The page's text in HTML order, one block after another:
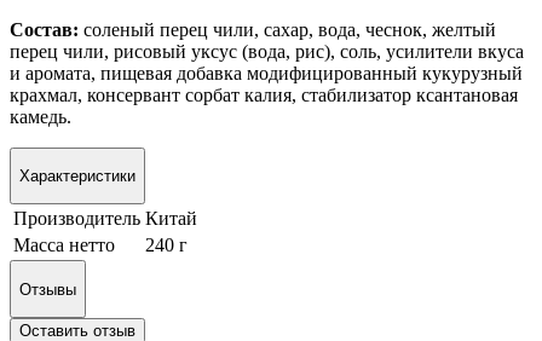
Состав: соленый перец чили, сахар, вода, чеснок, желтый
перец чили, рисовый уксус (вода, рис), соль, усилители вкуса
и аромата, пищевая добавка модифицированный кукурузный
крахмал, консервант сорбат калия, стабилизатор ксантановая
камедь.
Характеристики
Производитель Китай
Масса нетто
240 г
Отзывы
Оставить отзыв